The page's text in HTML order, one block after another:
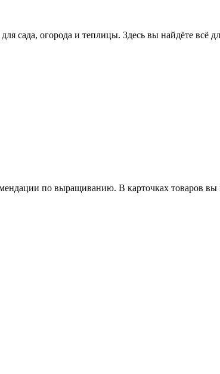
сада, огорода и теплицы. Здесь вы найдёте всё
по выращиванию. В карточках товаров